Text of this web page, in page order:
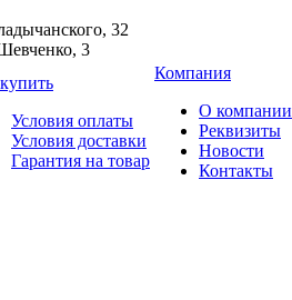
32
3
Условия оплаты
Условия доставки
Гарантия на товар
Компания
О компании
Реквизиты
Новости
Контакты